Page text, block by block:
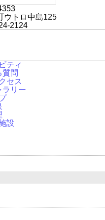
ウトロ中島125
2124
ティ
質問
セス
ラリー
設